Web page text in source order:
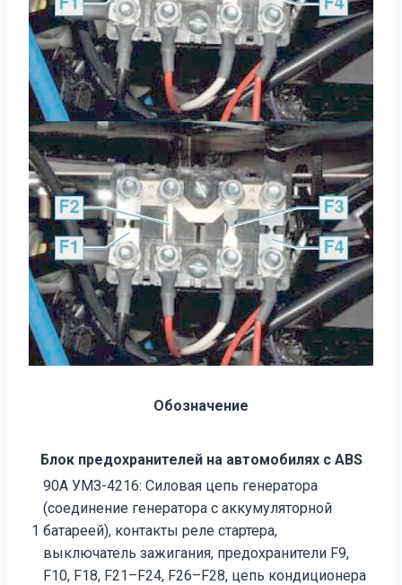
Обозначение
Блок предохранителей на автомобилях с ABS
1
90А УМЗ-4216: Силовая цепь генератора
(соединение генератора с аккумуляторной
батареей), контакты реле стартера,
выключатель зажигания, предохранители F9,
F10, F18, F21–F24, F26–F28, цепь кондиционера